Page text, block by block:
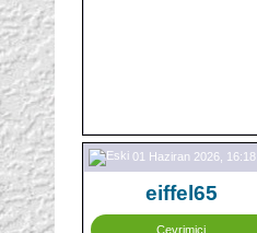
01 Haziran 2026, 16:18
eiffel65
Çevrimiçi